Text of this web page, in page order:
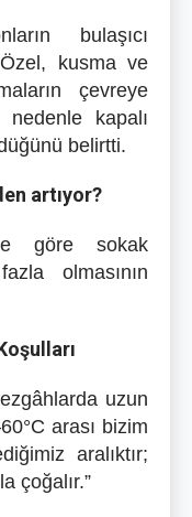
bulaşıcı
kusma ve
çevreye
nedenle kapalı
belirtti.
artıyor?
göre sokak
olmasının
uzun
arası bizim
aralıktır;
çoğalır.”